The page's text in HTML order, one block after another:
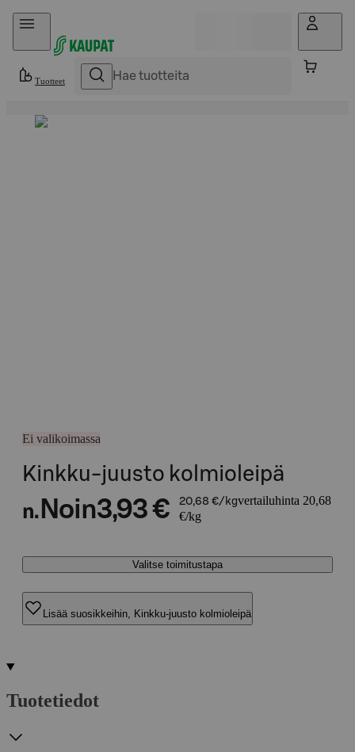
Hyppää sisältöön
Tuotteet
Ei valikoimassa
Kinkku-juusto kolmioleipä
n. Noin3,93 € 20,68 €/kgvertailuhinta 20,68
€/kg
Valitse toimitustapa
Lisää suosikkeihin, Kinkku-juusto kolmioleipä
Tuotetiedot